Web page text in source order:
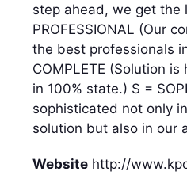
step ahead, we get the
PROFESSIONAL (Our
the best professionals
COMPLETE (Solution
in 100% state.) S =
sophisticated not only
solution but also in our
Website http://